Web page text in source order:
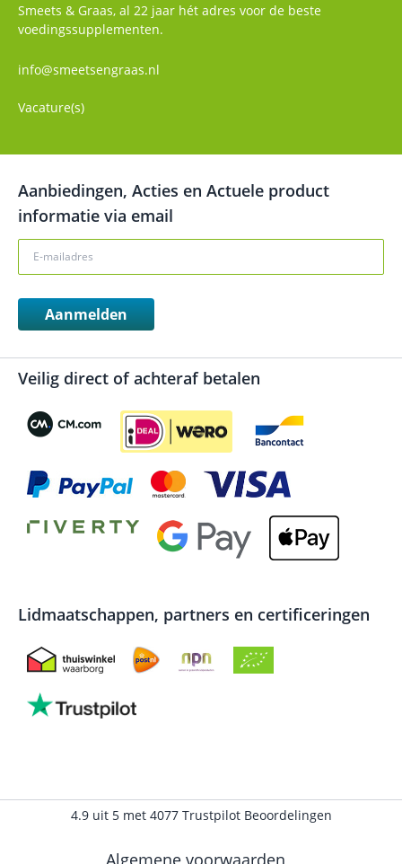
Smeets & Graas, al 22 jaar hét adres voor de beste
voedingssupplementen.
info@smeetsengraas.nl
Vacature(s)
Aanbiedingen, Acties en Actuele product
informatie via email
Aanmelden
Veilig direct of achteraf betalen
Lidmaatschappen, partners en certificeringen
4.9uit 5met 4077Trustpilot Beoordelingen